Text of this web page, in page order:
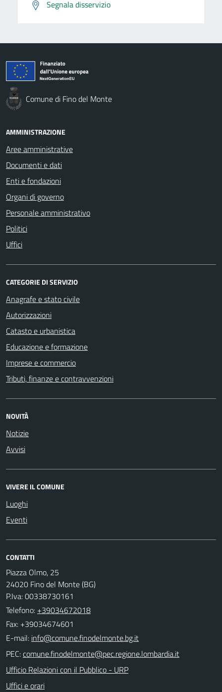
Segnala disservizio
Comune di Fino del Monte
AMMINISTRAZIONE
Aree amministrative
Documenti e dati
Enti e fondazioni
Organi di governo
Personale amministrativo
Politici
Uffici
CATEGORIE DI SERVIZIO
Anagrafe e stato civile
Autorizzazioni
Catasto e urbanistica
Educazione e formazione
Imprese e commercio
Tributi, finanze e contravvenzioni
NOVITÀ
Notizie
Avvisi
VIVERE IL COMUNE
Luoghi
Eventi
CONTATTI
Piazza Olmo, 25
24020 Fino del Monte (BG)
P.Iva: 00338730161
Telefono: +39034672018
Fax: +39034674601
E-mail:
PEC:
Ufficio Relazioni con il Pubblico - URP
Uffici e orari